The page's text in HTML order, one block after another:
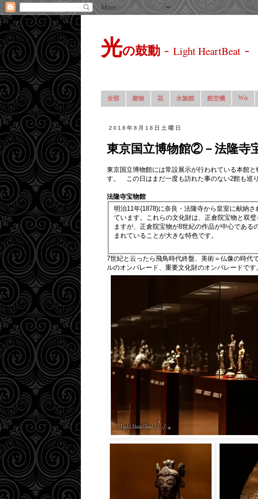
光の鼓動 - Light HeartBeat -
全部 建物 花 水族館 航空機 Wiz
2018年8月18日土曜日
東京国立博物館②－法隆寺
東京国立博物館には常設展示が行われている本館
す。 この日はまだ一度も訪れた事のない2館も巡り
法隆寺宝物館
明治11年(1878)に奈良・法隆寺から皇室に献納
ています。これらの文化財は、正倉院宝物と双
ますが、正倉院宝物が8世紀の作品が中心であ
まれていることが大きな特色です。
7世紀と云ったら飛鳥時代終盤、美術＝仏像の時
ルのオンパレード、重要文化財のオンパレードです